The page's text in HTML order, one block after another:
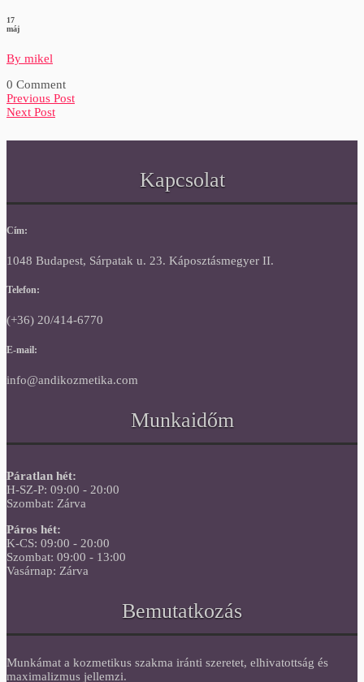
17
máj
By mikel
0 Comment
Previous Post
Next Post
Kapcsolat
Cím:
1048 Budapest, Sárpatak u. 23. Káposztásmegyer II.
Telefon:
(+36) 20/414-6770
E-mail:
info@andikozmetika.com
Munkaidőm
Páratlan hét:
H-SZ-P: 09:00 - 20:00
Szombat: Zárva
Páros hét:
K-CS: 09:00 - 20:00
Szombat: 09:00 - 13:00
Vasárnap: Zárva
Bemutatkozás
Munkámat a kozmetikus szakma iránti szeretet, elhivatottság és
maximalizmus jellemzi.